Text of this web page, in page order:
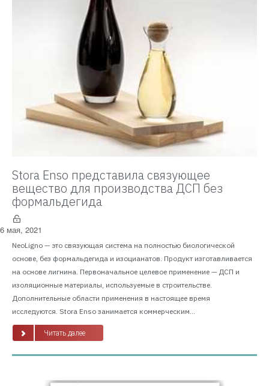
Stora Enso представила связующее
вещество для производства ДСП без
формальдегида
6 мая, 2021
NeoLigno — это связующая система на полностью биологической
основе, без формальдегида и изоцианатов. Продукт изготавливается
на основе лигнина. Первоначальное целевое применение — ДСП и
изоляционные материалы, используемые в строительстве.
Дополнительные области применения в настоящее время
исследуются. Stora Enso занимается коммерческим...
Читать далее